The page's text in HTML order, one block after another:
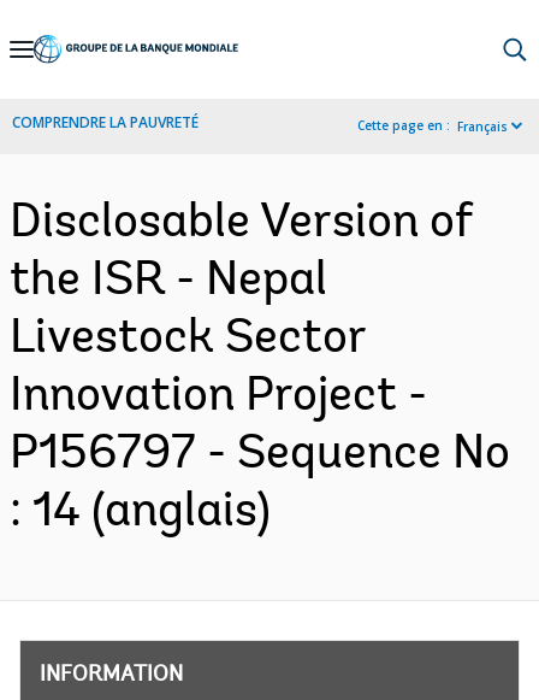
Skip
Navigation
COMPRENDRE LA PAUVRETÉ Cette page en : Français
Disclosable Version of
the ISR - Nepal
Livestock Sector
Innovation Project -
P156797 - Sequence No
: 14 (anglais)
INFORMATION